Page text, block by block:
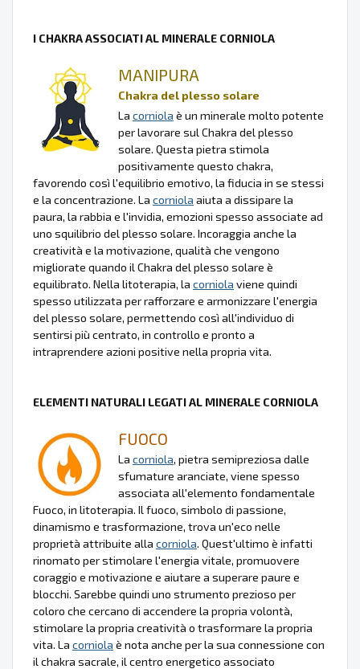
I CHAKRA ASSOCIATI AL MINERALE CORNIOLA
MANIPURA
Chakra del plesso solare
La corniola è un minerale molto potente
per lavorare sul Chakra del plesso
solare. Questa pietra stimola
positivamente questo chakra,
favorendo così l'equilibrio emotivo, la fiducia in se stessi
e la concentrazione. La corniola aiuta a dissipare la
paura, la rabbia e l'invidia, emozioni spesso associate ad
uno squilibrio del plesso solare. Incoraggia anche la
creatività e la motivazione, qualità che vengono
migliorate quando il Chakra del plesso solare è
equilibrato. Nella litoterapia, la corniola viene quindi
spesso utilizzata per rafforzare e armonizzare l'energia
del plesso solare, permettendo così all'individuo di
sentirsi più centrato, in controllo e pronto a
intraprendere azioni positive nella propria vita.
ELEMENTI NATURALI LEGATI AL MINERALE CORNIOLA
FUOCO
La corniola, pietra semipreziosa dalle
sfumature aranciate, viene spesso
associata all'elemento fondamentale
Fuoco, in litoterapia. Il fuoco, simbolo di passione,
dinamismo e trasformazione, trova un'eco nelle
proprietà attribuite alla corniola. Quest'ultimo è infatti
rinomato per stimolare l'energia vitale, promuovere
coraggio e motivazione e aiutare a superare paure e
blocchi. Sarebbe quindi uno strumento prezioso per
coloro che cercano di accendere la propria volontà,
stimolare la propria creatività o trasformare la propria
vita. La corniola è nota anche per la sua connessione con
il chakra sacrale, il centro energetico associato